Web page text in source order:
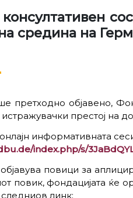
средина на
претходно објавено,
престој на
информативната
index.php/s/
повици за
повик, фондацијата ќе
следниов линк: